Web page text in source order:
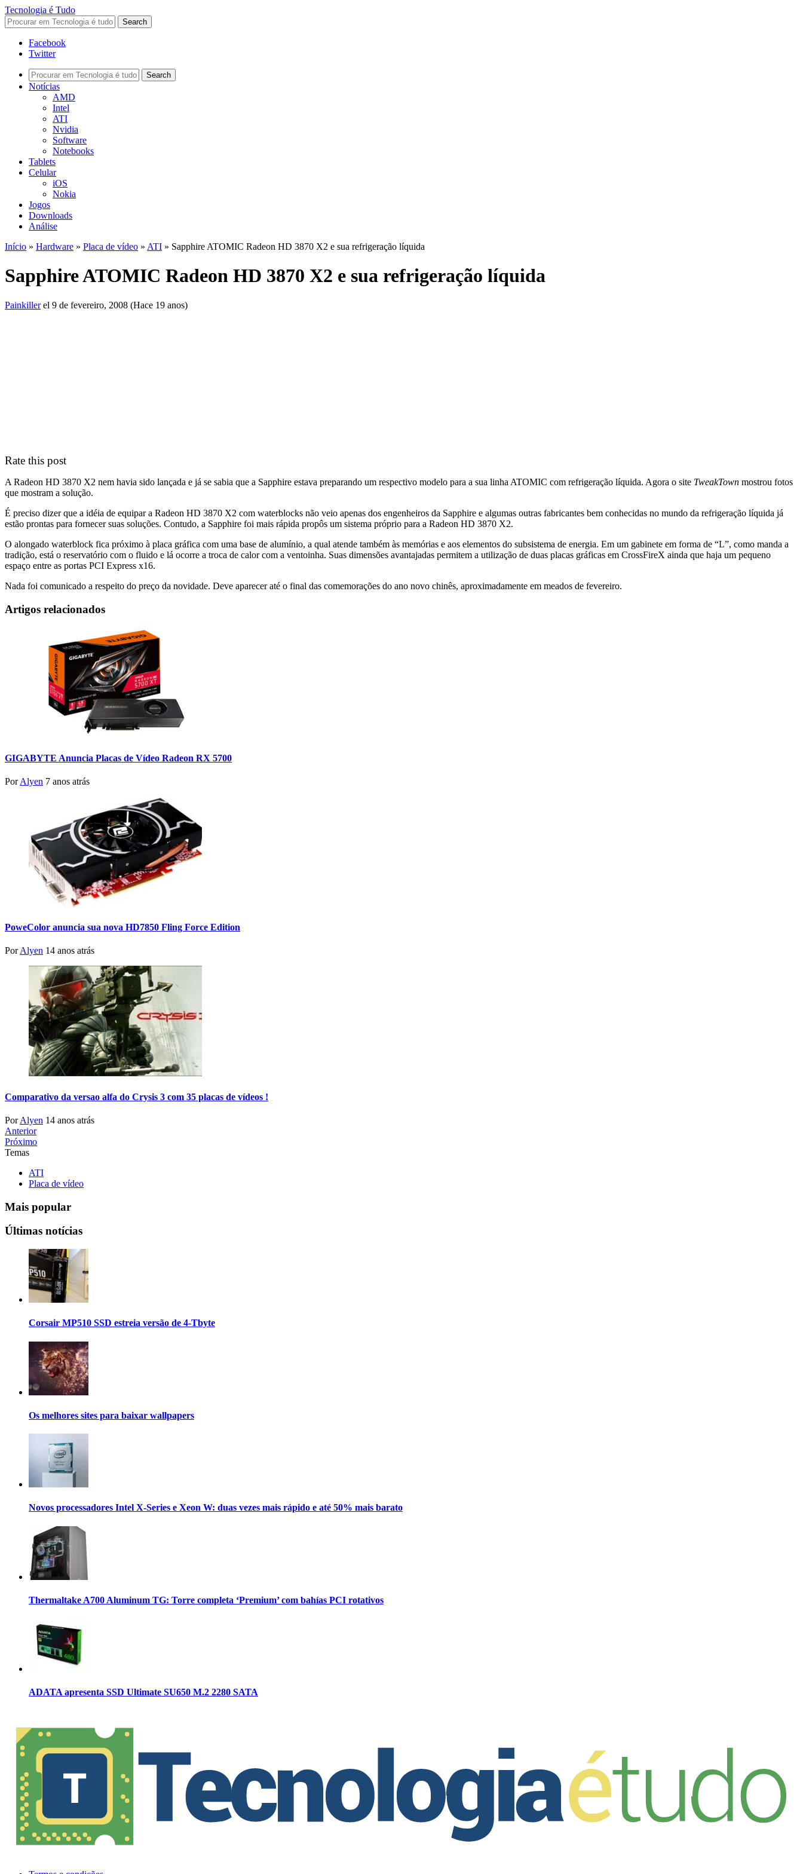
Tecnologia é Tudo
Facebook
Twitter
Notícias
AMD
Intel
ATI
Nvidia
Software
Notebooks
Tablets
Celular
iOS
Nokia
Jogos
Downloads
Análise
Início » Hardware » Placa de vídeo » ATI » Sapphire ATOMIC Radeon HD 3870 X2 e sua refrigeração líquida
Sapphire ATOMIC Radeon HD 3870 X2 e sua refrigeração líquida
Painkiller el 9 de fevereiro, 2008 (Hace 19 anos)
Rate this post
A Radeon HD 3870 X2 nem havia sido lançada e já se sabia que a Sapphire estava preparando um respectivo modelo para a sua linha ATOMIC com refrigeração líquida. Agora o site TweakTown mostrou fotos
que mostram a solução.
É preciso dizer que a idéia de equipar a Radeon HD 3870 X2 com waterblocks não veio apenas dos engenheiros da Sapphire e algumas outras fabricantes bem conhecidas no mundo da refrigeração líquida já
estão prontas para fornecer suas soluções. Contudo, a Sapphire foi mais rápida propôs um sistema próprio para a Radeon HD 3870 X2.
O alongado waterblock fica próximo à placa gráfica com uma base de alumínio, a qual atende também às memórias e aos elementos do subsistema de energia. Em um gabinete em forma de “L”, como manda a
tradição, está o reservatório com o fluido e lá ocorre a troca de calor com a ventoinha. Suas dimensões avantajadas permitem a utilização de duas placas gráficas em CrossFireX ainda que haja um pequeno
espaço entre as portas PCI Express x16.
Nada foi comunicado a respeito do preço da novidade. Deve aparecer até o final das comemorações do ano novo chinês, aproximadamente em meados de fevereiro.
Artigos relacionados
GIGABYTE Anuncia Placas de Vídeo Radeon RX 5700
PorAlyen 7 anos atrás
PoweColor anuncia sua nova HD7850 Fling Force Edition
PorAlyen 14 anos atrás
Comparativo da versao alfa do Crysis 3 com 35 placas de vídeos !
PorAlyen 14 anos atrás
Anterior
Próximo
Temas
ATI
Placa de vídeo
Mais popular
Últimas notícias
Corsair MP510 SSD estreia versão de 4-Tbyte
Os melhores sites para baixar wallpapers
Novos processadores Intel X-Series e Xeon W: duas vezes mais rápido e até 50% mais barato
Thermaltake A700 Aluminum TG: Torre completa ‘Premium’ com bahías PCI rotativos
ADATA apresenta SSD Ultimate SU650 M.2 2280 SATA